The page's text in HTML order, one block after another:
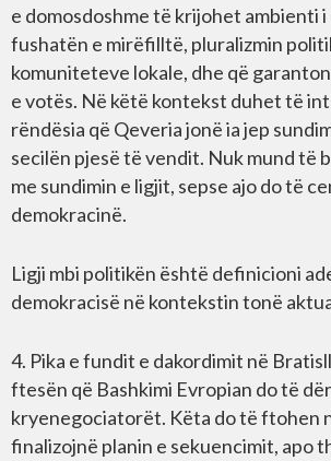
e domosdoshme të krijohet ambienti i
fushatën e mirëfilltë, pluralizmin
komuniteteve lokale, dhe që
e votës. Në këtë kontekst duhet të
rëndësia që Qeveria jonë ia jep
secilën pjesë të vendit. Nuk mund të
me sundimin e ligjit, sepse ajo do të
demokracinë.
Ligji mbi politikën është definicioni
demokracisë në kontekstin tonë
4. Pika e fundit e dakordimit në
ftesën që Bashkimi Evropian do të
kryenegociatorët. Këta do të ftohen
finalizojnë planin e sekuencimit, apo